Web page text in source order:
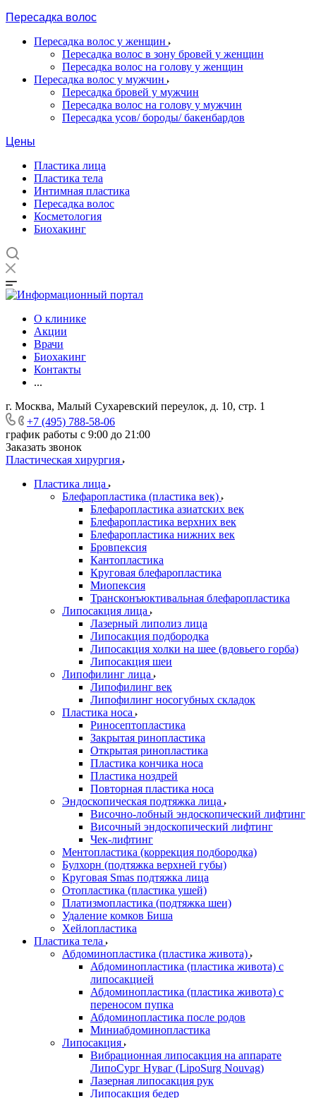
Пересадка волос
Пересадка волос у женщин
Пересадка волос в зону бровей у женщин
Пересадка волос на голову у женщин
Пересадка волос у мужчин
Пересадка бровей у мужчин
Пересадка волос на голову у мужчин
Пересадка усов/ бороды/ бакенбардов
Цены
Пластика лица
Пластика тела
Интимная пластика
Пересадка волос
Косметология
Биохакинг
О клинике
Акции
Врачи
Биохакинг
Контакты
...
г. Москва, Малый Сухаревский переулок, д. 10, стр. 1
+7 (495) 788-58-06
график работы с 9:00 до 21:00
Заказать звонок
Пластическая хирургия
Пластика лица
Блефаропластика (пластика век)
Блефаропластика азиатских век
Блефаропластика верхних век
Блефаропластика нижних век
Бровпексия
Кантопластика
Круговая блефаропластика
Миопексия
Трансконъюктивальная блефаропластика
Липосакция лица
Лазерный липолиз лица
Липосакция подбородка
Липосакция холки на шее (вдовьего горба)
Липосакция шеи
Липофилинг лица
Липофилинг век
Липофилинг носогубных складок
Пластика носа
Риносептопластика
Закрытая ринопластика
Открытая ринопластика
Пластика кончика носа
Пластика ноздрей
Повторная пластика носа
Эндоскопическая подтяжка лица
Височно-лобный эндоскопический лифтинг
Височный эндоскопический лифтинг
Чек-лифтинг
Ментопластика (коррекция подбородка)
Булхорн (подтяжка верхней губы)
Круговая Smas подтяжка лица
Отопластика (пластика ушей)
Платизмопластика (подтяжка шеи)
Удаление комков Биша
Хейлопластика
Пластика тела
Абдоминопластика (пластика живота)
Абдоминопластика (пластика живота) с
липосакцией
Абдоминопластика (пластика живота) с
переносом пупка
Абдоминопластика после родов
Миниабдоминопластика
Липосакция
Вибрационная липосакция на аппарате
ЛипоСург Нуваг (LipoSurg Nouvag)
Лазерная липосакция рук
Липосакция бедер